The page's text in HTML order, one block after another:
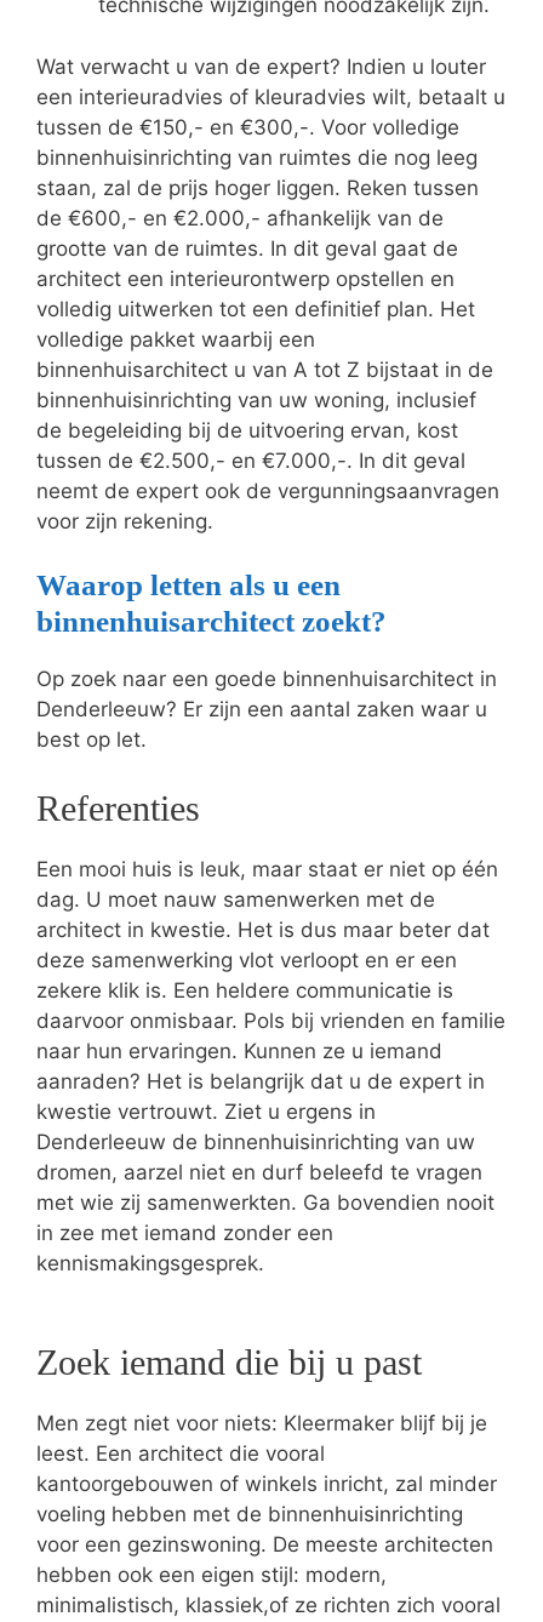
technische wijzigingen noodzakelijk zijn.
Wat verwacht u van de expert? Indien u louter
een interieuradvies of kleuradvies wilt, betaalt u
tussen de €150,- en €300,-. Voor volledige
binnenhuisinrichting van ruimtes die nog leeg
staan, zal de prijs hoger liggen. Reken tussen
de €600,- en €2.000,- afhankelijk van de
grootte van de ruimtes. In dit geval gaat de
architect een interieurontwerp opstellen en
volledig uitwerken tot een definitief plan. Het
volledige pakket waarbij een
binnenhuisarchitect u van A tot Z bijstaat in de
binnenhuisinrichting van uw woning, inclusief
de begeleiding bij de uitvoering ervan, kost
tussen de €2.500,- en €7.000,-. In dit geval
neemt de expert ook de vergunningsaanvragen
voor zijn rekening.
Waarop letten als u een
binnenhuisarchitect zoekt?
Op zoek naar een goede binnenhuisarchitect in
Denderleeuw? Er zijn een aantal zaken waar u
best op let.
Referenties
Een mooi huis is leuk, maar staat er niet op één
dag. U moet nauw samenwerken met de
architect in kwestie. Het is dus maar beter dat
deze samenwerking vlot verloopt en er een
zekere klik is. Een heldere communicatie is
daarvoor onmisbaar. Pols bij vrienden en familie
naar hun ervaringen. Kunnen ze u iemand
aanraden? Het is belangrijk dat u de expert in
kwestie vertrouwt. Ziet u ergens in
Denderleeuw de binnenhuisinrichting van uw
dromen, aarzel niet en durf beleefd te vragen
met wie zij samenwerkten. Ga bovendien nooit
in zee met iemand zonder een
kennismakingsgesprek.
Zoek iemand die bij u past
Men zegt niet voor niets: Kleermaker blijf bij je
leest. Een architect die vooral
kantoorgebouwen of winkels inricht, zal minder
voeling hebben met de binnenhuisinrichting
voor een gezinswoning. De meeste architecten
hebben ook een eigen stijl: modern,
minimalistisch, klassiek,of ze richten zich vooral